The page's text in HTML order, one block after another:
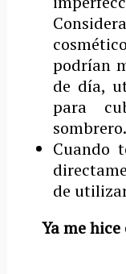
podrían
de día,
para
sombrero.
Cuando
de
Ya me